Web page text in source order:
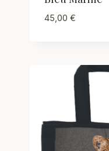
45,00 €